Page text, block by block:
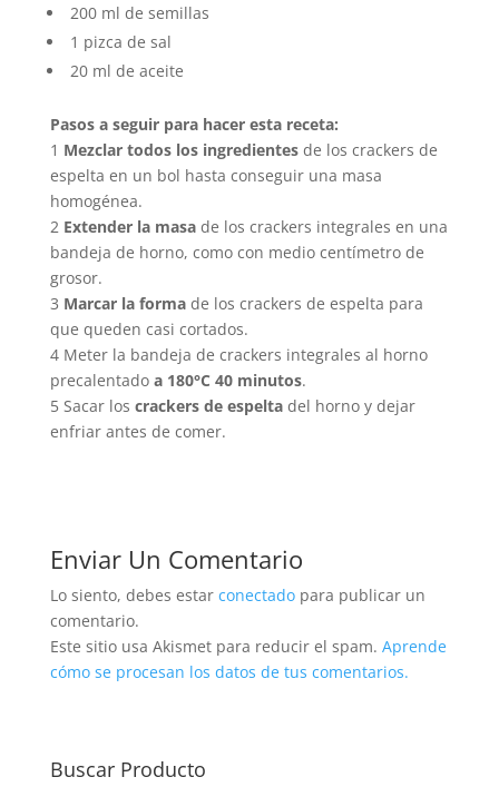
200 ml de semillas
1 pizca de sal
20 ml de aceite
Pasos a seguir para hacer esta receta:
1 Mezclar todos los ingredientesde los crackers de
espelta en un bol hasta conseguir una masa
homogénea.
2 Extender la masade los crackers integrales en una
bandeja de horno, como con medio centímetro de
grosor.
3 Marcar la formade los crackers de espelta para
que queden casi cortados.
4 Meter la bandeja de crackers integrales al horno
precalentado a 180°C 40 minutos.
5 Sacar los crackers de espeltadel horno y dejar
enfriar antes de comer.
Enviar Un Comentario
Lo siento, debes estar conectadopara publicar un
comentario.
Este sitio usa Akismet para reducir el spam. Aprende
cómo se procesan los datos de tus comentarios.
Buscar Producto